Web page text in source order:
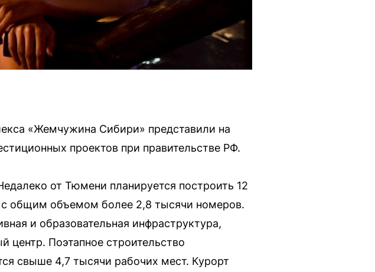
«Жемчужина Сибири» представили на
проектов при правительстве РФ.
от Тюмени планируется построить 12
с общим объемом более 2,8 тысячи номеров.
и образовательная инфраструктура,
Поэтапное строительство
свыше 4,7 тысячи рабочих мест. Курорт